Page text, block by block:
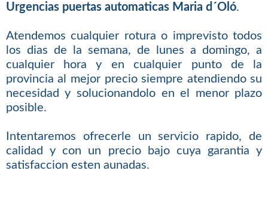
Urgencias puertas automaticas Maria d´Oló.
Atendemos cualquier rotura o imprevisto todos
los dias de la semana, de lunes a domingo, a
cualquier hora y en cualquier punto de la
provincia al mejor precio siempre atendiendo su
necesidad y solucionandolo en el menor plazo
posible.
Intentaremos ofrecerle un servicio rapido, de
calidad y con un precio bajo cuya garantia y
satisfaccion esten aunadas.